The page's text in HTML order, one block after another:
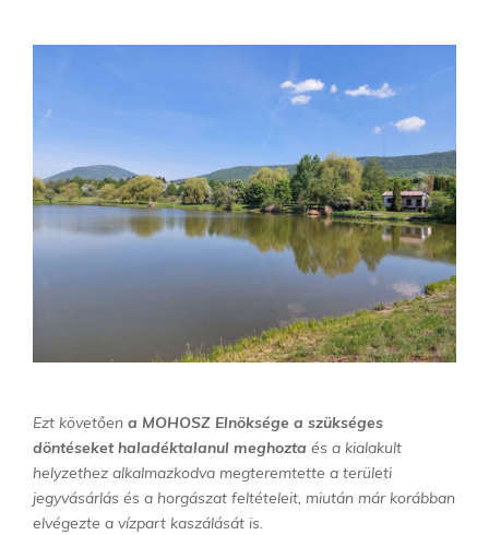
Ezt követően a MOHOSZ Elnöksége a szükséges
döntéseket haladéktalanul meghozta és a kialakult
helyzethez alkalmazkodva megteremtette a területi
jegyvásárlás és a horgászat feltételeit, miután már korábban
elvégezte a vízpart kaszálását is.